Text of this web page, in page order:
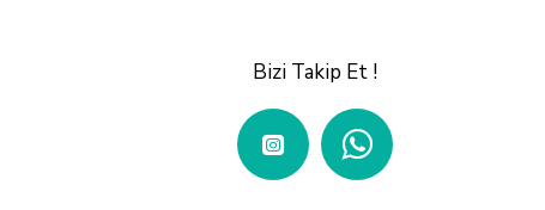
Bizi Takip Et !